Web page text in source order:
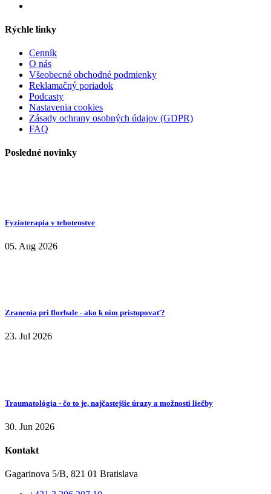
Rýchle linky
Cenník
O nás
Všeobecné obchodné podmienky
Reklamačný poriadok
Podcasty
Nastavenia cookies
Zásady ochrany osobných údajov (GDPR)
FAQ
Posledné novinky
Fyzioterapia v tehotenstve
05. Aug 2026
Zranenia pri florbale - ako k nim pristupovať?
23. Jul 2026
Traumatológia - čo to je, najčastejšie úrazy a možnosti liečby
30. Jun 2026
Kontakt
Gagarinova 5/B, 821 01 Bratislava